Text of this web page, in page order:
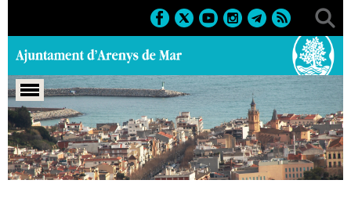
Portada > Marcs > 2026 > Culturals > Exposicions